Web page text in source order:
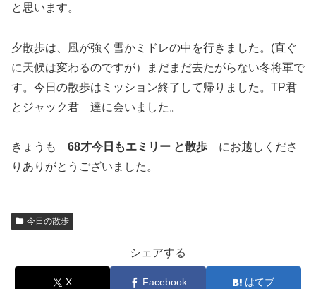
と思います。
夕散歩は、風が強く雪かミドレの中を行きました。(直ぐ
に天候は変わるのですが）まだまだ去たがらない冬将軍で
す。今日の散歩はミッション終了して帰りました。TP君
とジャック君 達に会いました。
きょうも 68才今日もエミリー と散歩 にお越しくださ
りありがとうございました。
今日の散歩
シェアする
X Facebook はてブ